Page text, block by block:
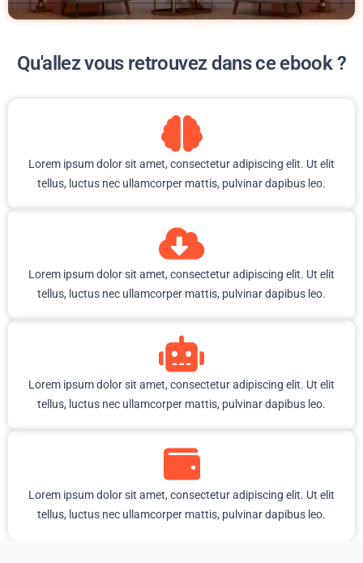
Qu'allez vous retrouvez dans ce ebook ?
Lorem ipsum dolor sit amet, consectetur adipiscing elit. Ut elit
tellus, luctus nec ullamcorper mattis, pulvinar dapibus leo.
Lorem ipsum dolor sit amet, consectetur adipiscing elit. Ut elit
tellus, luctus nec ullamcorper mattis, pulvinar dapibus leo.
Lorem ipsum dolor sit amet, consectetur adipiscing elit. Ut elit
tellus, luctus nec ullamcorper mattis, pulvinar dapibus leo.
Lorem ipsum dolor sit amet, consectetur adipiscing elit. Ut elit
tellus, luctus nec ullamcorper mattis, pulvinar dapibus leo.